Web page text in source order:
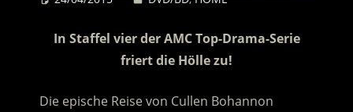
In Staffel vier der AMC Top-Drama-Serie
friert die Hölle zu!
Die epische Reise von Cullen Bohannon